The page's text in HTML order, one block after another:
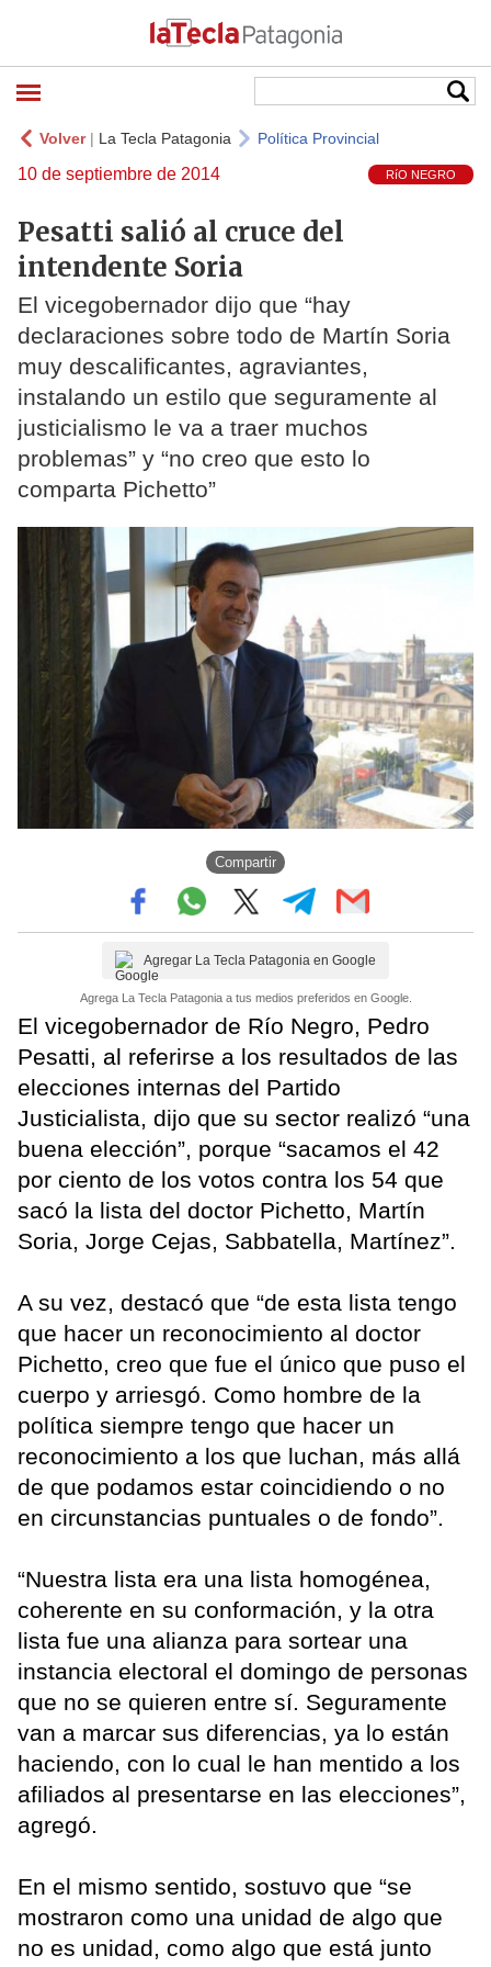
Volver| La Tecla Patagonia Política Provincial
10 de septiembre de 2014 RíO NEGRO
Pesatti salió al cruce del
intendente Soria
El vicegobernador dijo que “hay
declaraciones sobre todo de Martín Soria
muy descalificantes, agraviantes,
instalando un estilo que seguramente al
justicialismo le va a traer muchos
problemas” y “no creo que esto lo
comparta Pichetto”
Compartir
Agregar La Tecla Patagonia en Google
Agrega La Tecla Patagonia a tus medios preferidos en Google.
El vicegobernador de Río Negro, Pedro
Pesatti, al referirse a los resultados de las
elecciones internas del Partido
Justicialista, dijo que su sector realizó “una
buena elección”, porque “sacamos el 42
por ciento de los votos contra los 54 que
sacó la lista del doctor Pichetto, Martín
Soria, Jorge Cejas, Sabbatella, Martínez”.
A su vez, destacó que “de esta lista tengo
que hacer un reconocimiento al doctor
Pichetto, creo que fue el único que puso el
cuerpo y arriesgó. Como hombre de la
política siempre tengo que hacer un
reconocimiento a los que luchan, más allá
de que podamos estar coincidiendo o no
en circunstancias puntuales o de fondo”.
“Nuestra lista era una lista homogénea,
coherente en su conformación, y la otra
lista fue una alianza para sortear una
instancia electoral el domingo de personas
que no se quieren entre sí. Seguramente
van a marcar sus diferencias, ya lo están
haciendo, con lo cual le han mentido a los
afiliados al presentarse en las elecciones”,
agregó.
En el mismo sentido, sostuvo que “se
mostraron como una unidad de algo que
no es unidad, como algo que está junto